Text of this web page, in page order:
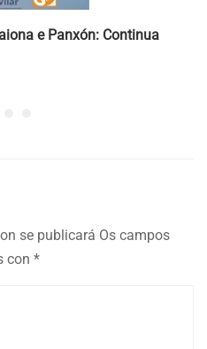
e Panxón: Continua
se publicará Os campos
con *